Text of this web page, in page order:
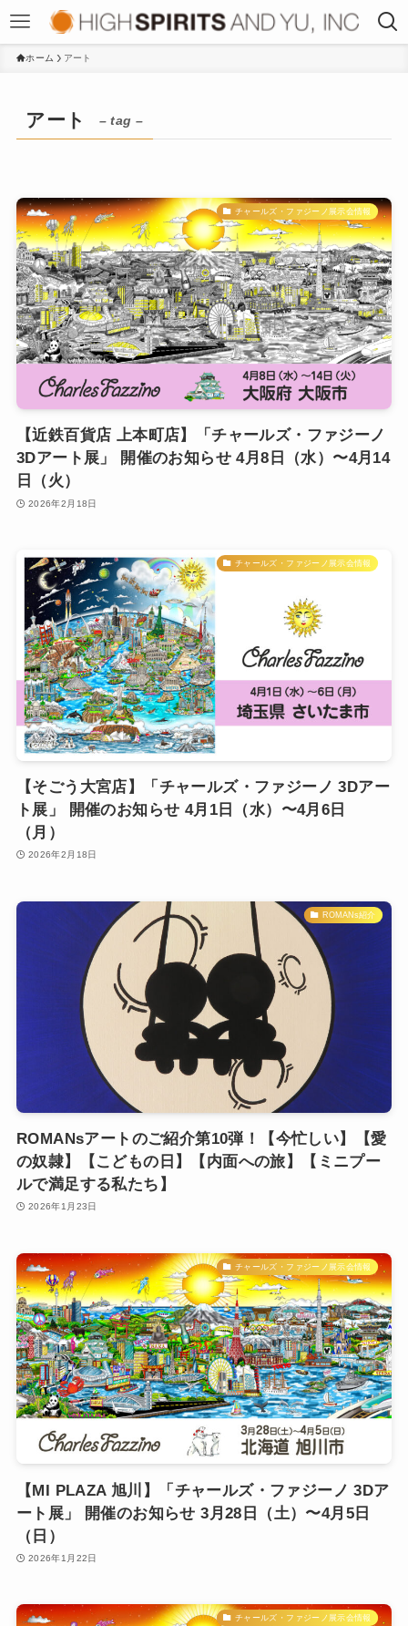
ホーム アート
アート – tag –
チャールズ・ファジーノ展示会情報
【近鉄百貨店 上本町店】「チャールズ・ファジーノ
3Dアート展」 開催のお知らせ 4月8日（水）〜4月14
日（火）
2026年2月18日
チャールズ・ファジーノ展示会情報
【そごう大宮店】「チャールズ・ファジーノ 3Dアー
ト展」 開催のお知らせ 4月1日（水）〜4月6日
（月）
2026年2月18日
ROMANs紹介
ROMANsアートのご紹介第10弾！【今忙しい】【愛
の奴隷】【こどもの日】【内面への旅】【ミニプー
ルで満足する私たち】
2026年1月23日
チャールズ・ファジーノ展示会情報
【MI PLAZA 旭川】「チャールズ・ファジーノ 3Dア
ート展」 開催のお知らせ 3月28日（土）〜4月5日
（日）
2026年1月22日
チャールズ・ファジーノ展示会情報